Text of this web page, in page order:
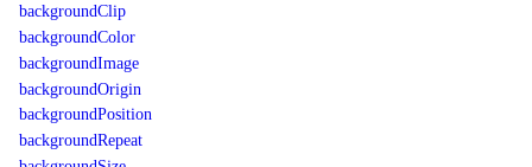
backgroundClip
backgroundColor
backgroundImage
backgroundOrigin
backgroundPosition
backgroundRepeat